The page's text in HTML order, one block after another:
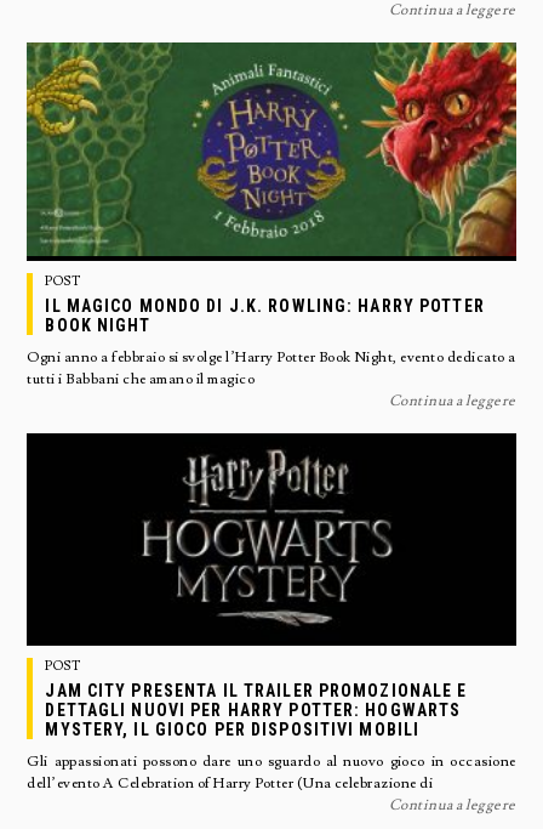
Continua a leggere
POST
IL MAGICO MONDO DI J.K. ROWLING: HARRY POTTER
BOOK NIGHT
Ogni anno a febbraio si svolge l’Harry Potter Book Night, evento dedicato a
tutti i Babbani che amano il magico
Continua a leggere
POST
JAM CITY PRESENTA IL TRAILER PROMOZIONALE E
DETTAGLI NUOVI PER HARRY POTTER: HOGWARTS
MYSTERY, IL GIOCO PER DISPOSITIVI MOBILI
Gli appassionati possono dare uno sguardo al nuovo gioco in occasione
dell’evento A Celebration of Harry Potter (Una celebrazione di
Continua a leggere